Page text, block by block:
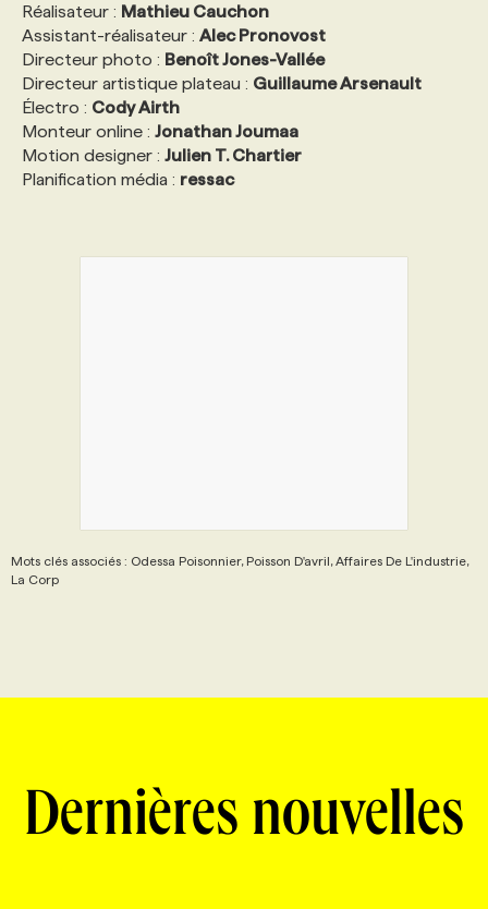
Réalisateur : Mathieu Cauchon
Assistant-réalisateur : Alec Pronovost
Directeur photo : Benoît Jones-Vallée
Directeur artistique plateau : Guillaume Arsenault
Électro : Cody Airth
Monteur online : Jonathan Joumaa
Motion designer : Julien T. Chartier
Planification média : ressac
Mots clés associés : Odessa Poisonnier, Poisson D'avril, Affaires De L'industrie,
La Corp
Dernières nouvelles